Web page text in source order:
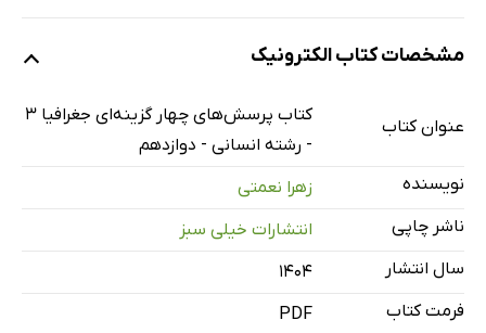
درس اول: شهر‌ها و روستاها
درس دوم: مدیریت شهر و روستا
درس سوم: ویژگی‌ها و انواع شیوه‌ی حمل‌و‌نقل
درس چهارم: مدیریت حمل‌و‌نقل
درس ششم: مدیریت مخاطرات طبیعی
پاسخ‌نامه
مشخصات کتاب الکترونیک
عنوان کتاب
کتاب پرسش‌های چهار گزینه‌ای جغرافیا 3
- رشته انسانی - دوازدهم
نویسنده
زهرا نعمتی
ناشر چاپی
انتشارات خیلی سبز
سال انتشار
۱۴۰۴
فرمت کتاب
PDF